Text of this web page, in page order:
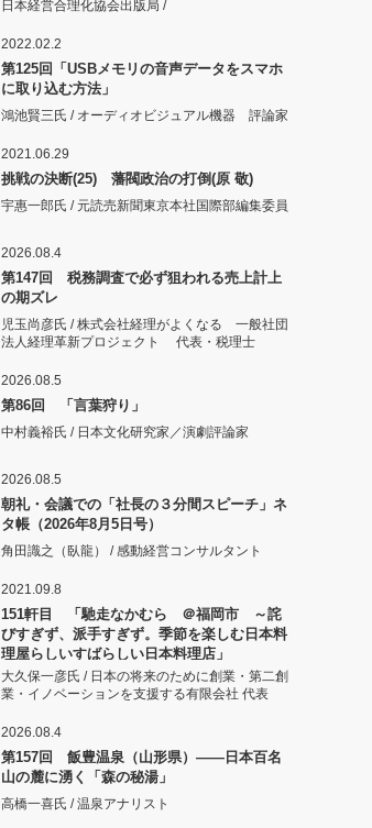
日本経営合理化協会出版局 /
2022.02.2
第125回「USBメモリの音声データをスマホ
に取り込む方法」
鴻池賢三氏 / オーディオビジュアル機器 評論家
2021.06.29
挑戦の決断(25) 藩閥政治の打倒(原 敬)
宇惠一郎氏 / 元読売新聞東京本社国際部編集委員
2026.08.4
第147回 税務調査で必ず狙われる売上計上
の期ズレ
児玉尚彦氏 / 株式会社経理がよくなる 一般社団
法人経理革新プロジェクト 代表・税理士
2026.08.5
第86回 「言葉狩り」
中村義裕氏 / 日本文化研究家／演劇評論家
2026.08.5
朝礼・会議での「社長の３分間スピーチ」ネ
タ帳（2026年8月5日号）
角田識之（臥龍） / 感動経営コンサルタント
2021.09.8
151軒目 「馳走なかむら ＠福岡市 ～詫
びすぎず、派手すぎず。季節を楽しむ日本料
理屋らしいすばらしい日本料理店」
大久保一彦氏 / 日本の将来のために創業・第二創
業・イノベーションを支援する有限会社 代表
2026.08.4
第157回 飯豊温泉（山形県）――日本百名
山の麓に湧く「森の秘湯」
高橋一喜氏 / 温泉アナリスト